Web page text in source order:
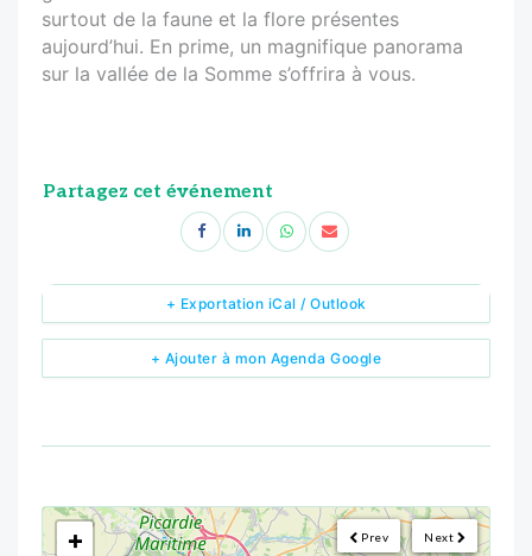
surtout de la faune et la flore présentes
aujourd’hui. En prime, un magnifique panorama
sur la vallée de la Somme s’offrira à vous.
Partagez cet événement
+ Ajouter à mon Agenda Google
+ Exportation iCal / Outlook
Next
Prev
<!---->
+